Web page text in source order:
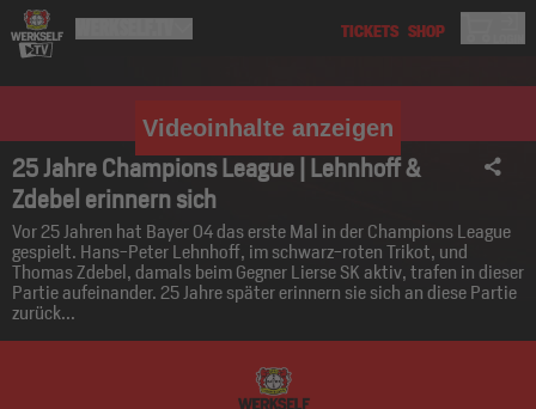
Videoinhalte anzeigen
25 Jahre Champions League | Lehnhoff &
Zdebel erinnern sich
Vor 25 Jahren hat Bayer 04 das erste Mal in der Champions League
gespielt. Hans-Peter Lehnhoff, im schwarz-roten Trikot, und
Thomas Zdebel, damals beim Gegner Lierse SK aktiv, trafen in dieser
Partie aufeinander. 25 Jahre später erinnern sie sich an diese Partie
zurück...